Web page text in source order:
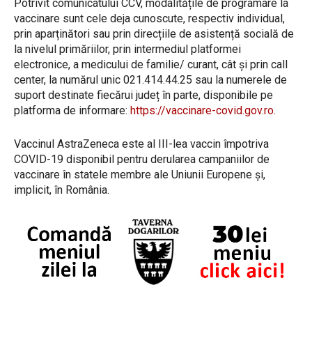
Potrivit comunicatului CCV, modalitățile de programare la
vaccinare sunt cele deja cunoscute, respectiv individual,
prin aparținători sau prin direcțiile de asistență socială de
la nivelul primăriilor, prin intermediul platformei
electronice, a medicului de familie/ curant, cât și prin call
center, la numărul unic 021.414.44.25 sau la numerele de
suport destinate fiecărui județ în parte, disponibile pe
platforma de informare: https://vaccinare-covid.gov.ro.
Vaccinul AstraZeneca este al III-lea vaccin împotriva
COVID-19 disponibil pentru derularea campaniilor de
vaccinare în statele membre ale Uniunii Europene şi,
implicit, în România.